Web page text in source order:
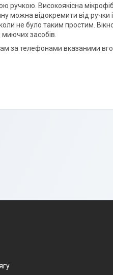
Високоякісна
можна відокремити від ручки
не було таким простим.
засобів.
за телефонами вказаними